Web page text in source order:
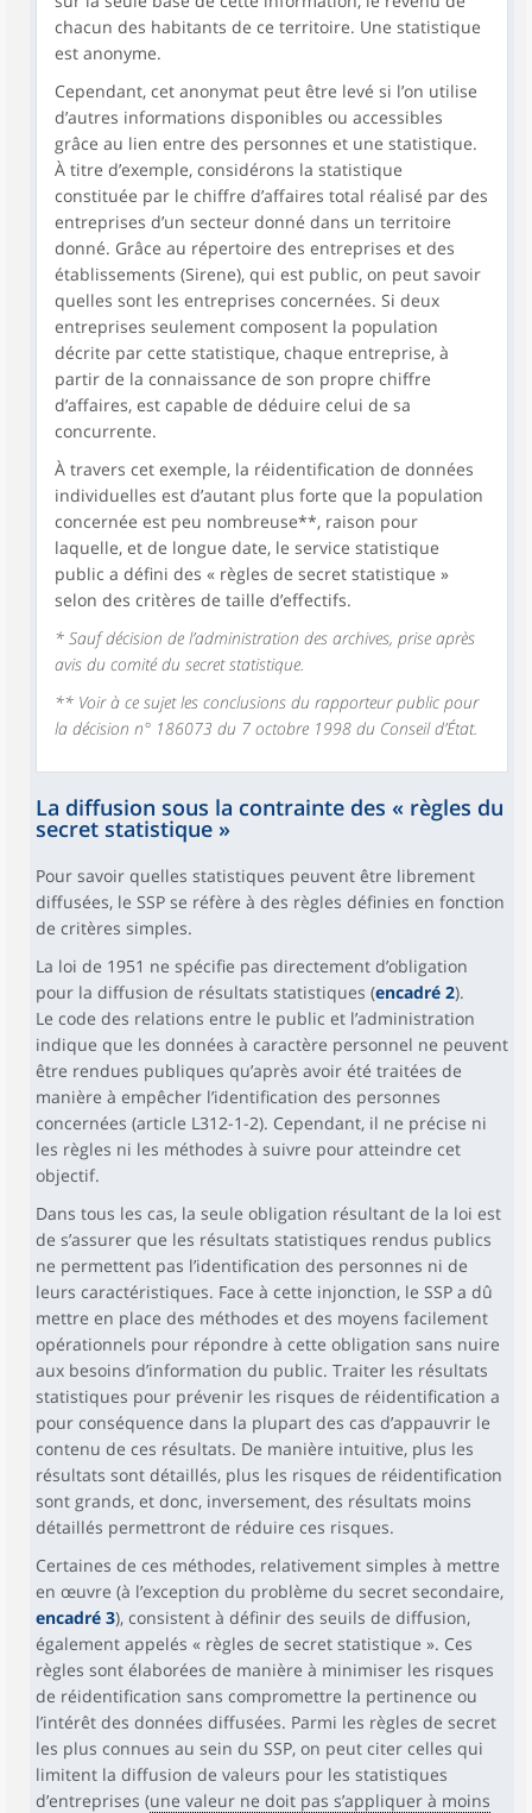
chacun des habitants de ce territoire. Une statistique
est anonyme.
Cependant, cet anonymat peut être levé si l’on utilise
d’autres informations disponibles ou accessibles
grâce au lien entre des personnes et une statistique.
À titre d’exemple, considérons la statistique
constituée par le chiffre d’affaires total réalisé par des
entreprises d’un secteur donné dans un territoire
donné. Grâce au répertoire des entreprises et des
établissements (Sirene), qui est public, on peut savoir
quelles sont les entreprises concernées. Si deux
entreprises seulement composent la population
décrite par cette statistique, chaque entreprise, à
partir de la connaissance de son propre chiffre
d’affaires, est capable de déduire celui de sa
concurrente.
À travers cet exemple, la réidentification de données
individuelles est d’autant plus forte que la population
concernée est peu nombreuse**, raison pour
laquelle, et de longue date, le service statistique
public a défini des « règles de secret statistique »
selon des critères de taille d’effectifs.
* Sauf décision de l’administration des archives, prise après
avis du comité du secret statistique.
** Voir à ce sujet les conclusions du rapporteur public pour
la décision n° 186073 du 7 octobre 1998 du Conseil d’État.
La diffusion sous la contrainte des « règles du
secret statistique »
Pour savoir quelles statistiques peuvent être librement
diffusées, le SSP se réfère à des règles définies en fonction
de critères simples.
La loi de 1951 ne spécifie pas directement d’obligation
pour la diffusion de résultats statistiques (encadré 2).
Le code des relations entre le public et l’administration
indique que les données à caractère personnel ne peuvent
être rendues publiques qu’après avoir été traitées de
manière à empêcher l’identification des personnes
concernées (article L312-1-2). Cependant, il ne précise ni
les règles ni les méthodes à suivre pour atteindre cet
objectif.
Dans tous les cas, la seule obligation résultant de la loi est
de s’assurer que les résultats statistiques rendus publics
ne permettent pas l’identification des personnes ni de
leurs caractéristiques. Face à cette injonction, le SSP a dû
mettre en place des méthodes et des moyens facilement
opérationnels pour répondre à cette obligation sans nuire
aux besoins d’information du public. Traiter les résultats
statistiques pour prévenir les risques de réidentification a
pour conséquence dans la plupart des cas d’appauvrir le
contenu de ces résultats. De manière intuitive, plus les
résultats sont détaillés, plus les risques de réidentification
sont grands, et donc, inversement, des résultats moins
détaillés permettront de réduire ces risques.
Certaines de ces méthodes, relativement simples à mettre
en œuvre (à l’exception du problème du secret secondaire,
encadré 3), consistent à définir des seuils de diffusion,
également appelés « règles de secret statistique ». Ces
règles sont élaborées de manière à minimiser les risques
de réidentification sans compromettre la pertinence ou
l’intérêt des données diffusées. Parmi les règles de secret
les plus connues au sein du SSP, on peut citer celles qui
limitent la diffusion de valeurs pour les statistiques
d’entreprises (une valeur ne doit pas s’appliquer à moins